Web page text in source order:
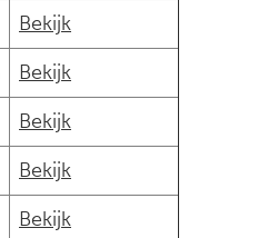
Bekijk
Bekijk
Bekijk
Bekijk
Bekijk